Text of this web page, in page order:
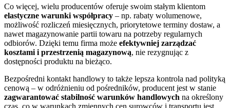
Co więcej, wielu producentów oferuje swoim stałym klientom
elastyczne warunki współpracy – np. rabaty wolumenowe,
możliwość rozliczeń miesięcznych, priorytetowe terminy dostaw, a
nawet magazynowanie partii towaru na potrzeby regularnych
odbiorów. Dzięki temu firma może efektywniej zarządzać
kosztami i przestrzenią magazynową, nie rezygnując z
dostępności produktu na bieżąco.
Bezpośredni kontakt handlowy to także lepsza kontrola nad polityką
cenową – w odróżnieniu od pośredników, producent jest w stanie
zagwarantować stabilność warunków handlowych na określony
czas, co w warunkach zmiennych cen surowców i transportu jest